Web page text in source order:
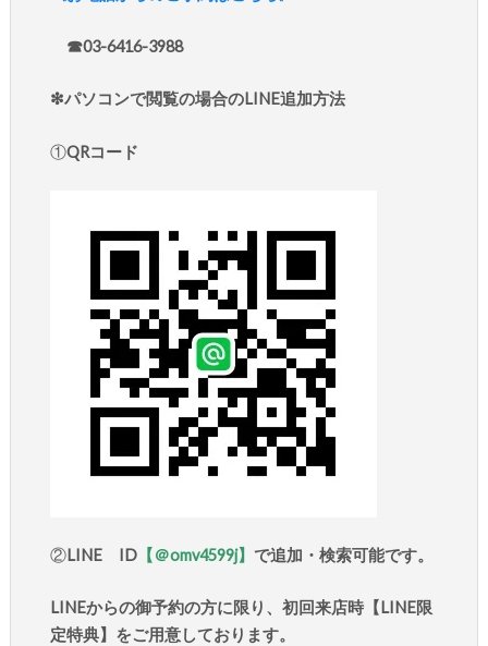
☎︎03-6416-3988
❇︎パソコンで閲覧の場合のLINE追加方法
①QRコード
②LINE ID 【＠omv4599j】 で追加・検索可能です。
LINEからの御予約の方に限り、初回来店時【LINE限
定特典】をご用意しております。